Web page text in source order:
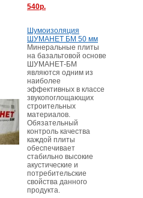
540р.
Шумоизоляция
ШУМАНЕТ БМ 50 мм
Минеральные плиты
на базальтовой основе
ШУМАНЕТ-БМ
являются одним из
наиболее
эффективных в классе
звукопоглощающих
строительных
материалов.
Обязательный
контроль качества
каждой плиты
обеспечивает
стабильно высокие
акустические и
потребительские
свойства данного
продукта.